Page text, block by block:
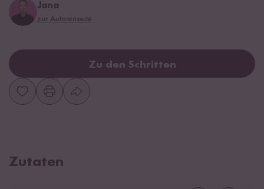
Jana
zur Autorenseite
Zu den Schritten
Zutaten